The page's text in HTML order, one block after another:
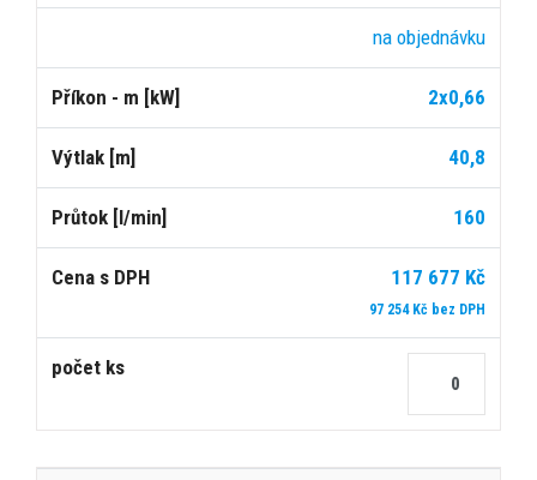
Výtlak Průtok
[m]
na objednávku
2x0,66
40,8
160
117 677 Kč
97 254 Kč bez DPH